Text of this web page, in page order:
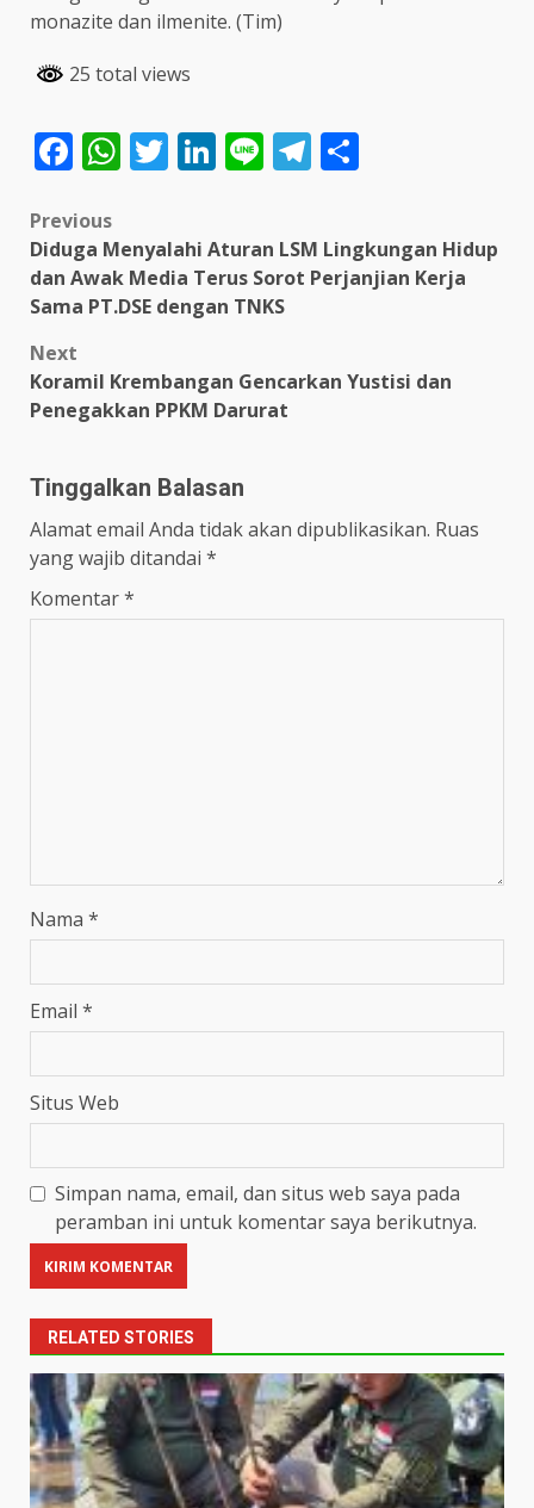
monazite dan ilmenite. (Tim)
25 total views
Facebook
WhatsApp
Twitter
LinkedIn
LineTelegram
Post
navigation
Previous
Diduga Menyalahi Aturan LSM Lingkungan Hidup
dan Awak Media Terus Sorot Perjanjian Kerja
Sama PT.DSE dengan TNKS
Next
Koramil Krembangan Gencarkan Yustisi dan
Penegakkan PPKM Darurat
Tinggalkan Balasan
Alamat email Anda tidak akan dipublikasikan. Ruas
yang wajib ditandai *
Komentar*
Nama *
Email *
Situs Web
Simpan nama, email, dan situs web saya pada
peramban ini untuk komentar saya berikutnya.
RELATED STORIES